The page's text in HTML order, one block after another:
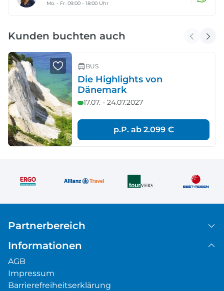
Mo. - Fr. 09:00 - 18:00 Uhr
Kunden buchten auch
BUS
Die Highlights von
Dänemark
17.07. - 24.07.2027
p.P. ab 2.099 €
Partnerbereich
Informationen
AGB
Impressum
Barrierefreiheitserklärung